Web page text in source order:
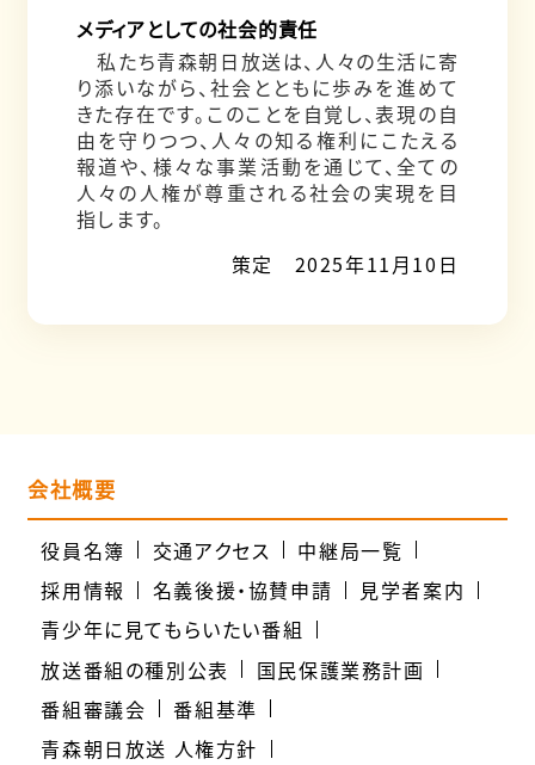
メディアとしての社会的責任
私たち青森朝日放送は、人々の生活に寄
り添いながら、社会とともに歩みを進めて
きた存在です。このことを自覚し、表現の自
由を守りつつ、人々の知る権利にこたえる
報道や、様々な事業活動を通じて、全ての
人々の人権が尊重される社会の実現を目
指します。
策定 2025年11月10日
会社概要
役員名簿 交通アクセス
中継局一覧
採用情報
名義後援・協賛申請
見学者案内
青少年に見てもらいたい番組
放送番組の種別公表
国民保護業務計画
番組審議会
番組基準
青森朝日放送 人権方針